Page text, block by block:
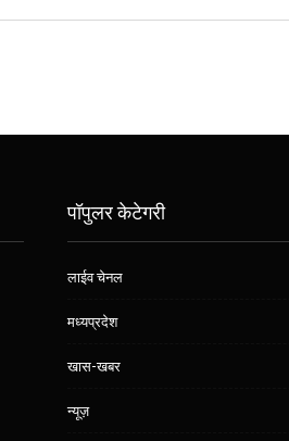
पॉपुलर केटेगरी
लाईव चेनल
मध्यप्रदेश
खास-खबर
न्यूज़